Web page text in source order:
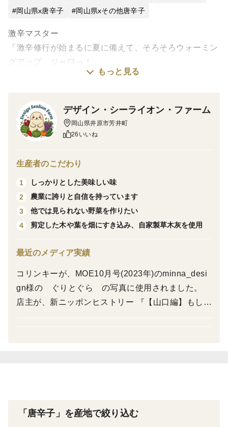
岡山県x唐辛子
岡山県xその他唐辛子
激辛マスター
「激辛修行が始まるに夏に備えて、そろそろウォーミン
グアップ ジャワっ！」
---------------------------------------------------------------------------
この商品は「乾燥唐辛子」です。
緑・赤色のものが混ざります。
す。
他にも佃煮に良い感じです！
是非、色々な料理にお試しください。
農薬・化学肥料不使用です。
ています（笑）
もっと見る
デザイン・シーライオン・ファーム
岡山県井原市芳井町
26いいね
生産者のこだわり
1
しっかりとした美味しい味
2
農業に誇りと自信を持っています
3
他では見られない野菜を作りたい
4
剪定した木や葉を畑にすき込み、自家製草木灰を使用
最近のメディア実績
コリンキーが、MOE10月号(2023年)のminna_desi
gn様の ぐりとぐら の写真に使用されました。
店主が、新ニッポンヒストリー 『【山口編】もし
山は？！』 『【岡山編】もしも、宮本武蔵が5人い
「唐辛子」を産地で絞り込む